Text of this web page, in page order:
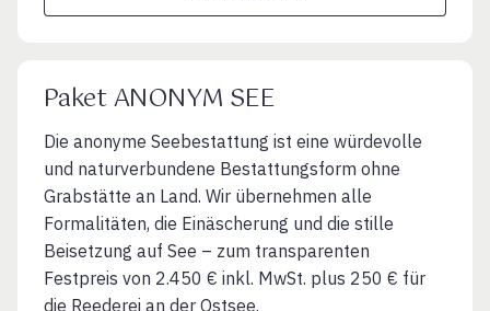
Paket ANONYM SEE
Die anonyme Seebestattung ist eine würdevolle
und naturverbundene Bestattungsform ohne
Grabstätte an Land. Wir übernehmen alle
Formalitäten, die Einäscherung und die stille
Beisetzung auf See – zum transparenten
Festpreis von 2.450 € inkl. MwSt. plus 250 € für
die Reederei an der Ostsee.